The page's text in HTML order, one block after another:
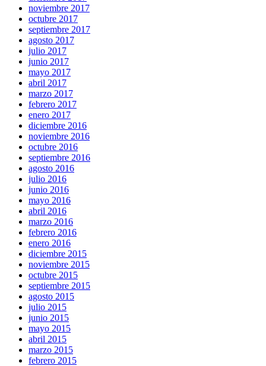
noviembre 2017
octubre 2017
septiembre 2017
agosto 2017
julio 2017
junio 2017
mayo 2017
abril 2017
marzo 2017
febrero 2017
enero 2017
diciembre 2016
noviembre 2016
octubre 2016
septiembre 2016
agosto 2016
julio 2016
junio 2016
mayo 2016
abril 2016
marzo 2016
febrero 2016
enero 2016
diciembre 2015
noviembre 2015
octubre 2015
septiembre 2015
agosto 2015
julio 2015
junio 2015
mayo 2015
abril 2015
marzo 2015
febrero 2015